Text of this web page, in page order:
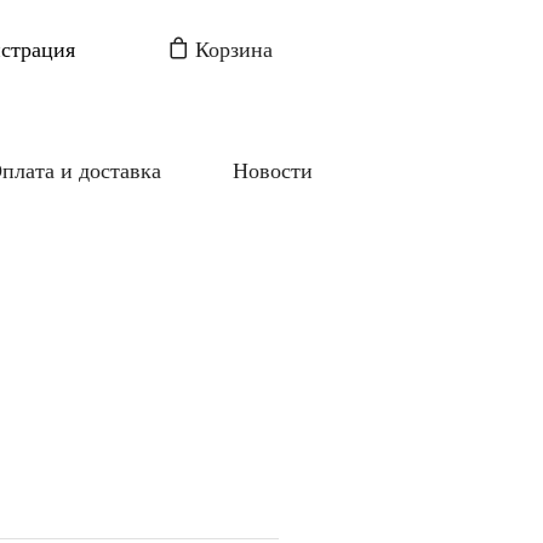
Корзина
и доставка Новости